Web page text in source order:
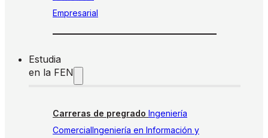
Empresarial
Estudia
en la FEN
Carreras de pregrado Ingeniería
ComercialIngeniería en Información y